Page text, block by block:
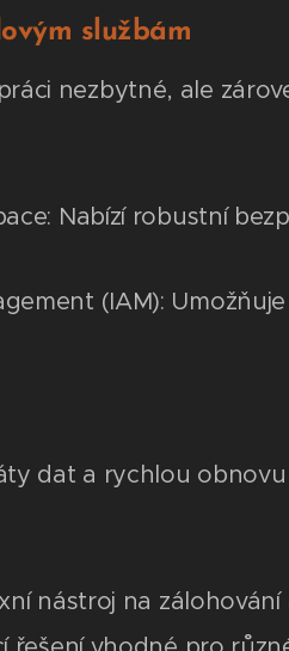
službám
nezbytné, ale
Nabízí robustní
(IAM):
dat a rychlou
nástroj na